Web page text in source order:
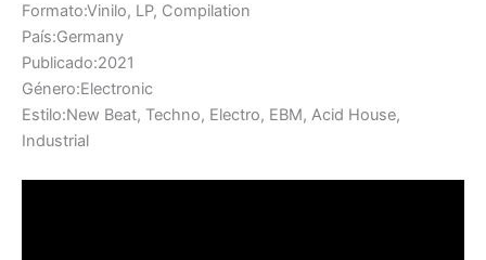
Formato:Vinilo, LP, Compilation
País:Germany
Publicado:2021
Género:Electronic
Estilo:New Beat, Techno, Electro, EBM, Acid House,
Industrial